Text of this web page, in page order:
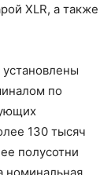
XLR, а также
по
130 тысяч
полусотни